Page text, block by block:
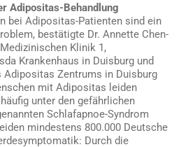
Adipositas-Behandlung
bei Adipositas-Patienten sind ein
bestätigte Dr. Annette Chen-
Klinik 1,
Krankenhaus in Duisburg und
Zentrums in Duisburg
mit Adipositas leiden
unter den gefährlichen
Schlafapnoe-Syndrom
mindestens 800.000 Deutsche
Durch die